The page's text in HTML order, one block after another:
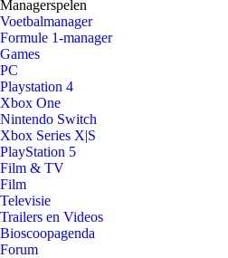
Managerspelen
Voetbalmanager
Formule 1-manager
Games
PC
Playstation 4
Xbox One
Nintendo Switch
Xbox Series X|S
PlayStation 5
Film & TV
Film
Televisie
Trailers en Videos
Bioscoopagenda
Forum